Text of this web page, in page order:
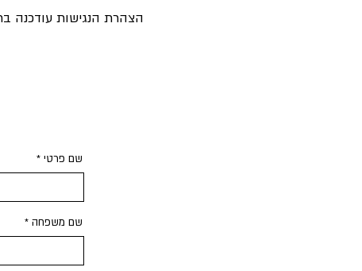
הצהרת הנגישות עודכנה בתאריך
שם פרטי
שם משפחה